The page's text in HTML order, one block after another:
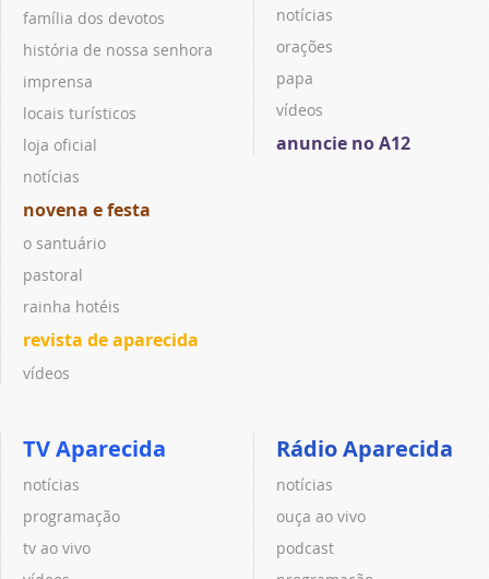
família dos devotos
história de nossa senhora
imprensa
locais turísticos
loja oficial
notícias
novena e festa
o santuário
pastoral
rainha hotéis
revista de aparecida
vídeos
notícias
orações
papa
vídeos
anuncie no A12
TV Aparecida
notícias
programação
tv ao vivo
Rádio Aparecida
notícias
ouça ao vivo
podcast